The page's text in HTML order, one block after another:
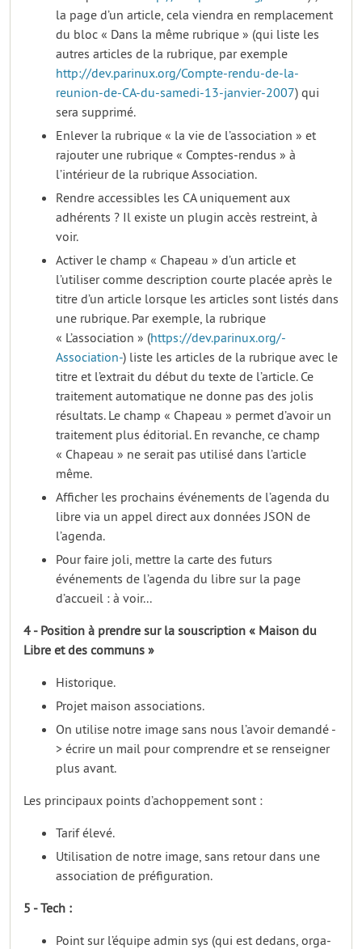
la page d’un article, cela viendra en remplacement
du bloc « Dans la même rubrique » (qui liste les
autres articles de la rubrique, par exemple
http://dev.parinux.org/Compte-rendu-de-la-
reunion-de-CA-du-samedi-13-janvier-2007) qui
sera supprimé.
Enlever la rubrique « la vie de l’association » et
rajouter une rubrique « Comptes-rendus » à
l’intérieur de la rubrique Association.
Rendre accessibles les CA uniquement aux
adhérents ? Il existe un plugin accès restreint, à
voir.
Activer le champ « Chapeau » d’un article et
l’utiliser comme description courte placée après le
titre d’un article lorsque les articles sont listés dans
une rubrique. Par exemple, la rubrique
« L’association » (https://dev.parinux.org/-
Association-) liste les articles de la rubrique avec le
titre et l’extrait du début du texte de l’article. Ce
traitement automatique ne donne pas des jolis
résultats. Le champ « Chapeau » permet d’avoir un
traitement plus éditorial. En revanche, ce champ
« Chapeau » ne serait pas utilisé dans l’article
même.
Afficher les prochains événements de l’agenda du
libre via un appel direct aux données JSON de
l’agenda.
Pour faire joli, mettre la carte des futurs
événements de l’agenda du libre sur la page
d’accueil : à voir...
4 - Position à prendre sur la souscription « Maison du
Libre et des communs »
Historique.
Projet maison associations.
On utilise notre image sans nous l’avoir demandé -
> écrire un mail pour comprendre et se renseigner
plus avant.
Les principaux points d’achoppement sont :
Tarif élevé.
Utilisation de notre image, sans retour dans une
association de préfiguration.
5 - Tech :
Point sur l’équipe admin sys (qui est dedans, orga-